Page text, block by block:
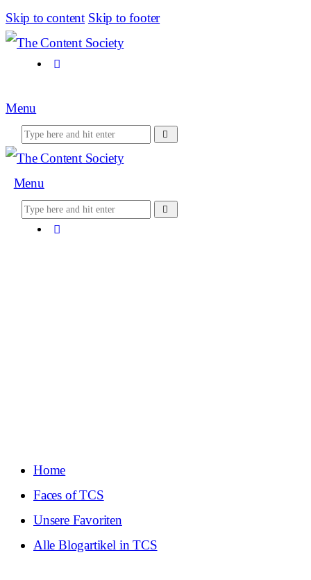
Skip to content Skip to footer
Menu
Menu
Home
Faces of TCS
Unsere Favoriten
Alle Blogartikel in TCS